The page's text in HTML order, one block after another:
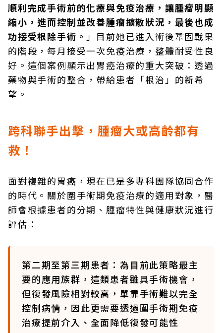
順利完成手術前的化療與免疫治療，讓腫瘤明顯
縮小，進而控制並改善腫瘤擴散狀況，最後也成
功接受根除手術。 」目前她已進入術後鞏固戰果
的階段，每月接受一次免疫治療，整體耐受性良
好。這個案例顯示出胃癌治療的重大突破：透過
藥物與手術的整合，帶給患者「根治」的新希
望。
跨科聯手出擊，腫瘤大或高齡都有
救！
面對複雜的胃癌，現在已是多專科團隊協同合作
的時代。關於圍手術期免疫治療的適用對象，醫
師會根據患者的分期、腫瘤特性與健康狀況進行
評估：
第二期至第三期患者：為目前此策略最主
要的應用族群，這類患者雖具手術機會，
但復發風險相對較高，單靠手術難以完全
控制病情，因此更需要透過圍手術期免疫
治療提前介入、全面降低復發可能性